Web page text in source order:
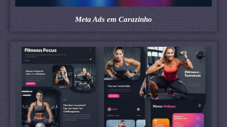
Meta Ads em Carazinho